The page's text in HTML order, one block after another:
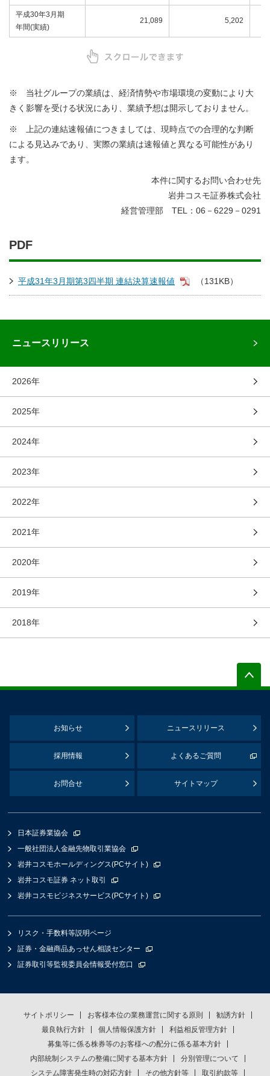
平成30年3月期
年間(実績)
21,089 5,202
※ 当社グループの業績は、経済情勢や市場環境の変動により大
きく影響を受ける状況にあり、業績予想は開示しておりません。
※ 上記の連結速報値につきましては、現時点での合理的な判断
による見込みであり、実際の業績は速報値と異なる可能性があり
ます。
本件に関するお問い合わせ先
岩井コスモ証券株式会社
経営管理部 TEL：06－6229－0291
PDF
平成31年3月期第3四半期 連結決算速報値 （131KB）
ニュースリリース
2026年
2025年
2024年
2023年
2022年
2021年
2020年
2019年
2018年
お知らせ ニュースリリース
採用情報 よくあるご質問
お問合せ サイトマップ
日本証券業協会
一般社団法人金融先物取引業協会
岩井コスモホールディングス(PCサイト)
岩井コスモ証券 ネット取引
岩井コスモビジネスサービス(PCサイト)
リスク・手数料等説明ページ
証券・金融商品あっせん相談センター
証券取引等監視委員会情報受付窓口
サイトポリシー お客様本位の業務運営に関する原則
勧誘方針
最良執行方針
個人情報保護方針
利益相反管理方針
募集等に係る株券等のお客様への配分に係る基本方針
内部統制システムの整備に関する基本方針
分別管理について
システム障害発生時の対応方針
その他方針等 取引約款等